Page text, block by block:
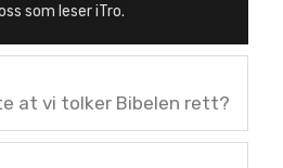
som leser iTro.
at vi tolker Bibelen rett?